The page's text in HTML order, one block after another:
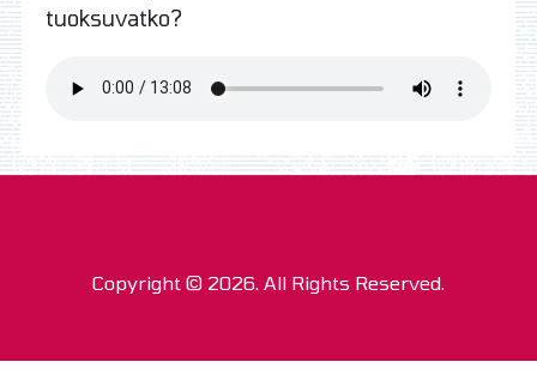
tuoksuvatko?
Copyright © 2026. All Rights Reserved.